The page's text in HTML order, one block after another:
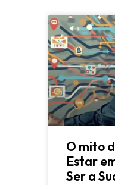
O mito
Estar
Ser a